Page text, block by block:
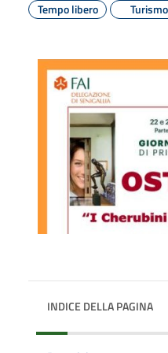
Tempo libero Turismo
INDICE DELLA PAGINA